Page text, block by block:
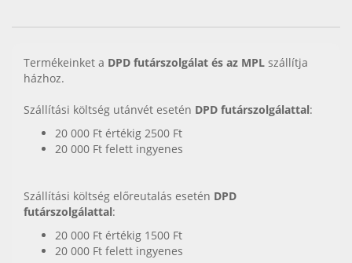
Termékeinket a DPD futárszolgálat és az MPL szállítja
házhoz.
Szállítási költség utánvét esetén DPD futárszolgálattal:
20 000 Ft értékig 2500 Ft
20 000 Ft felett ingyenes
Szállítási költség előreutalás esetén DPD
futárszolgálattal:
20 000 Ft értékig 1500 Ft
20 000 Ft felett ingyenes